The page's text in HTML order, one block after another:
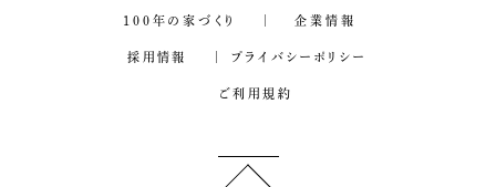
100年の家づくり 企業情報
採用情報 プライバシーポリシー
ご利用規約